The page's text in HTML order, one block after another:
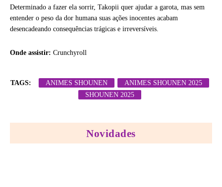
Determinado a fazer ela sorrir, Takopii quer ajudar a garota, mas sem
entender o peso da dor humana suas ações inocentes acabam
desencadeando consequências trágicas e irreversíveis.
Onde assistir: Crunchyroll
TAGS: ANIMES SHOUNEN
ANIMES SHOUNEN 2025
SHOUNEN 2025
Novidades